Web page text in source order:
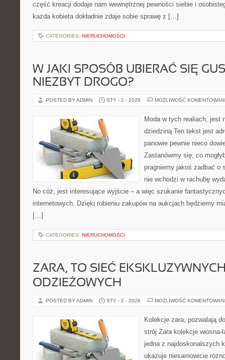
część kreacji dodaje nam wewnętrznej pewności siebie i
każda kobieta dokładnie zdaje sobie sprawę z […]
CATEGORIES: NIERUCHOMOŚCI
W JAKI SPOSÓB UBIERAĆ SIĘ
NIEZBYT DROGO?
POSTED BY ADMIN STY - 2 - 2026 MOŻLIWOŚĆ
Moda w tych realiach, jest
dziedziną Ten tekst jest
panowie pewnie nieco
Zastanówmy się, co
pragniemy jakoś zadbać o
nie wchodzi w rachubę
No cóż, jest interesujące wyjście – a więc szukanie
internetowych. Dzięki robieniu zakupów na aukcjach będziemy
[…]
CATEGORIES: NIERUCHOMOŚCI
ZARA, TO SIEĆ
ODZIEŻOWYCH
POSTED BY ADMIN STY - 2 - 2026 MOŻLIWOŚĆ
Kolekcje zara, pozwalają
strój Zara kolekcje wiosna-
jedna z najdoskonalszych
ukazuje niesamowicie